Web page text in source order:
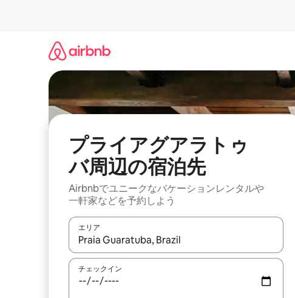
プライアグアラトゥ
バ⁠周⁠辺⁠の宿⁠泊⁠先
Airbnbでユニークなバ⁠ケ⁠ー⁠シ⁠ョ⁠ンレ⁠ン⁠タ⁠ルや
一⁠軒⁠家な⁠ど⁠を予⁠約⁠し⁠よ⁠う
エリア
検索結果が表示されたら、上下の矢印キーを使って移
チェックイン